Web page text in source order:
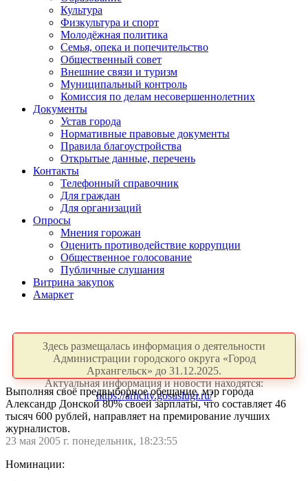
Культура
Физкультура и спорт
Молодёжная политика
Семья, опека и попечительство
Общественный совет
Внешние связи и туризм
Муниципальный контроль
Комиссия по делам несовершеннолетних
Документы
Устав города
Нормативные правовые документы
Правила благоустройства
Открытые данные, перечень
Контакты
Телефонный справочник
Для граждан
Для организаций
Опросы
Мнения горожан
Оценить противодействие коррупции
Общественное голосование
Публичные слушания
Витрина закупок
Амаркет
Здесь размещалась информация о деятельности
Администрации городского округа «Город
Архангельск» до 31.12.2025.
Актуальная информация и новости находятся:
https://arhcity.gosuslugi.ru/
Выполняя своё предвыборное обещание, мэр города
Александр Донской 80% своей зарплаты, что составляет 46
тысяч 600 рублей, направляет на премирование лучших
журналистов.
23 мая 2005 г. понедельник, 18:23:55
Номинации: